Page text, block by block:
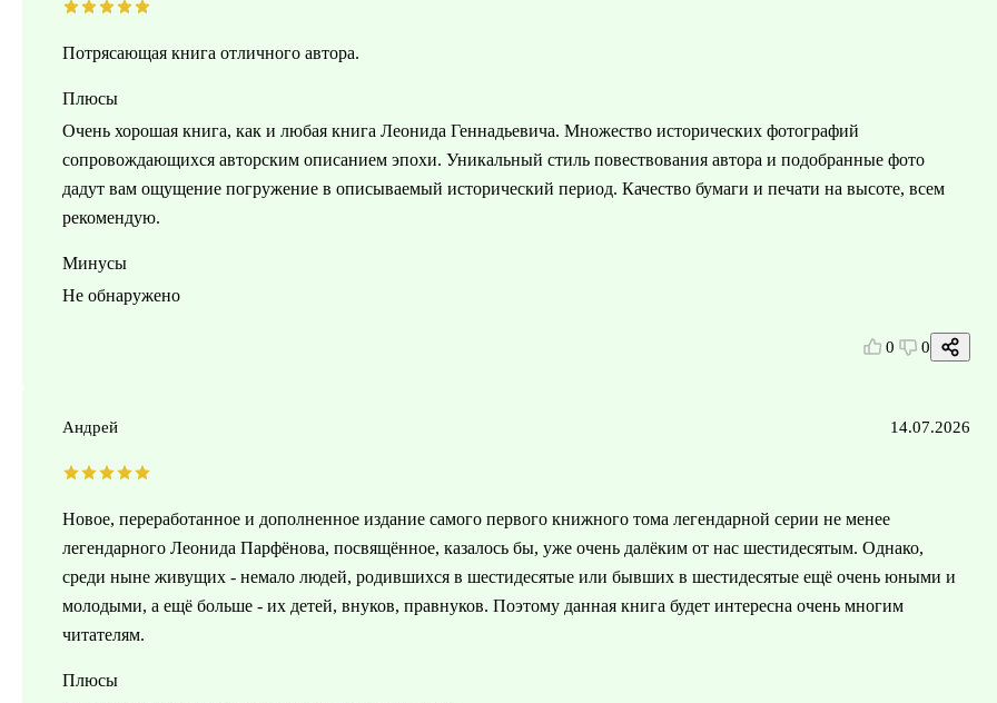
Потрясающая книга отличного автора.
Плюсы
Очень хорошая книга, как и любая книга Леонида Геннадьевича. Множество исторических фотографий
сопровождающихся авторским описанием эпохи. Уникальный стиль повествования автора и подобранные фото
дадут вам ощущение погружение в описываемый исторический период. Качество бумаги и печати на высоте, всем
рекомендую.
Минусы
Не обнаружено
0 0
Андрей 14.07.2026
Новое, переработанное и дополненное издание самого первого книжного тома легендарной серии не менее
легендарного Леонида Парфёнова, посвящённое, казалось бы, уже очень далёким от нас шестидесятым. Однако,
среди ныне живущих - немало людей, родившихся в шестидесятые или бывших в шестидесятые ещё очень юными и
молодыми, а ещё больше - их детей, внуков, правнуков. Поэтому данная книга будет интересна очень многим
читателям.
Плюсы